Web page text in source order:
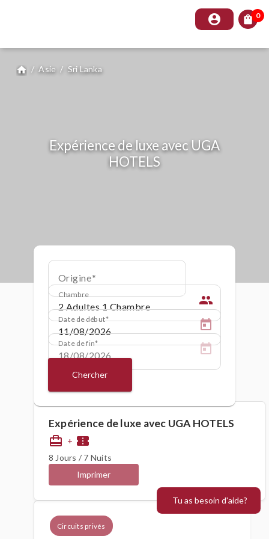
account_circle shopping_bag 0
home / Asie / Sri Lanka
Expérience de luxe avec UGA
HOTELS
Origine
Chambre people
Date de début
Date de fin
Chercher
Circuits privés
Expérience de luxe avec UGA HOTELS
card_travel + confirmation_number
8 Jours / 7 Nuits
Imprimer
Tu as besoin d'aide?